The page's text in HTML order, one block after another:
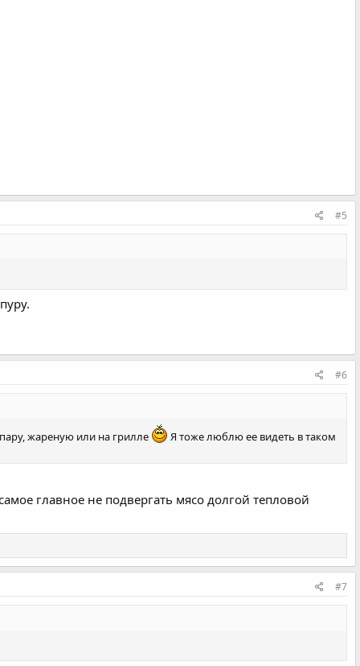
#5
#6
жареную или на грилле Я тоже люблю ее видеть в таком
главное не подвергать мясо долгой тепловой
#7